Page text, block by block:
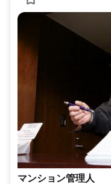
マンション管理人